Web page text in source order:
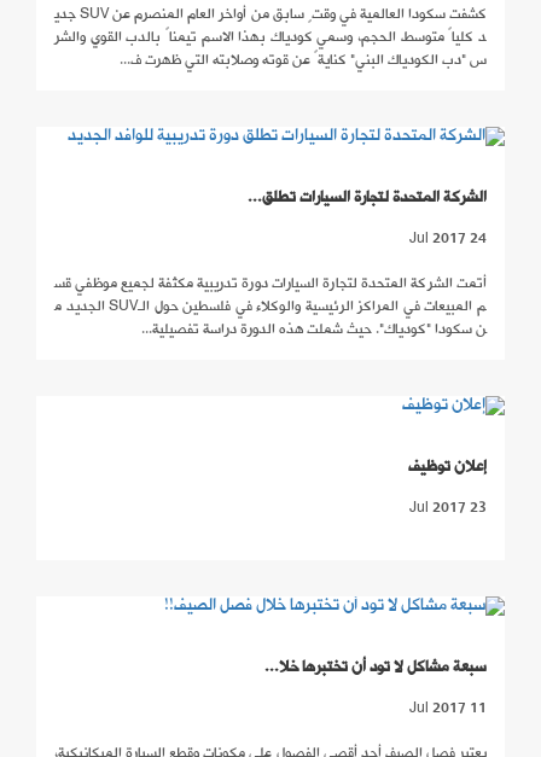
كشفت سكودا العالمية في وقتٍ سابق من أواخر العام المنصرم عن SUV جدي
د كلياً متوسط الحجم، وسمي كودياك بهذا الاسم تيمناً بالدب القوي والشر
س "دب الكودياك البني" كنايةً عن قوته وصلابته التي ظهرت ف...
الشركة المتحدة لتجارة السيارات تطلق...
24 Jul 2017
أتمت الشركة المتحدة لتجارة السيارات دورة تدريبية مكثفة لجميع موظفي قس
م المبيعات في المراكز الرئيسية والوكلاء في فلسطين حول الـSUV الجديد م
ن سكودا "كودياك". حيث شملت هذه الدورة دراسة تفصيلية...
إعلان توظيف
23 Jul 2017
سبعة مشاكل لا تود أن تختبرها خلا...
11 Jul 2017